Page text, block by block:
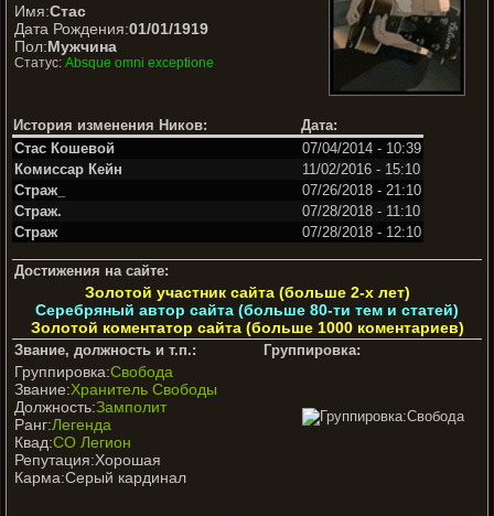
Имя:Стас
Дата Рождения:01/01/1919
Пол:Мужчина
Статус: Absque omni exceptione
История изменения Ников:
Дата:
Стас Кошевой
07/04/2014 - 10:39
Комиссар Кейн
11/02/2016 - 15:10
Страж_
07/26/2018 - 21:10
Страж.
07/28/2018 - 11:10
Страж
07/28/2018 - 12:10
Достижения на сайте:
Золотой участник сайта (больше 2-х лет)
Серебряный автор сайта (больше 80-ти тем и статей)
Золотой коментатор сайта (больше 1000 коментариев)
Звание, должность и т.п.: Группировка:
Группировка:Свобода
Звание:Хранитель Свободы
Должность:Замполит
Ранг:Легенда
Квад:СО Легион
Репутация:Хорошая
Карма:Серый кардинал